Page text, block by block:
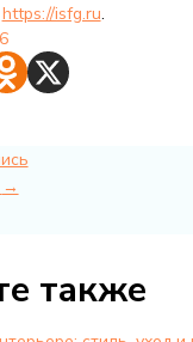
https://isfg.ru.
→
также